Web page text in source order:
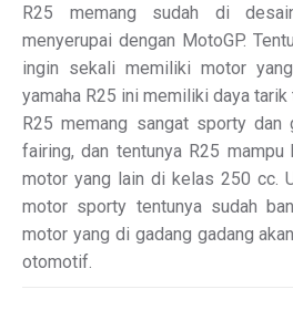
R25 memang sudah di
menyerupai dengan MotoGP.
ingin sekali memiliki motor
yamaha R25 ini memiliki daya
R25 memang sangat sporty dan
fairing, dan tentunya R25
motor yang lain di kelas 250 cc.
motor sporty tentunya sudah
motor yang di gadang gadang
otomotif.